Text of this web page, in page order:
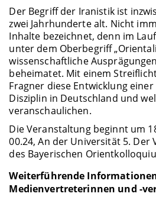
Der Begriff der Iranistik ist
zwei Jahrhunderte alt. Nicht
Inhalte bezeichnet, denn im
unter dem Oberbegriff
wissenschaftliche
beheimatet. Mit einem
Fragner diese Entwicklung
Disziplin in Deutschland und
veranschaulichen.
Die Veranstaltung beginnt um
00.24, An der Universität 5. Der
des Bayerischen
Weiterführende
Medienvertreterinnen und -